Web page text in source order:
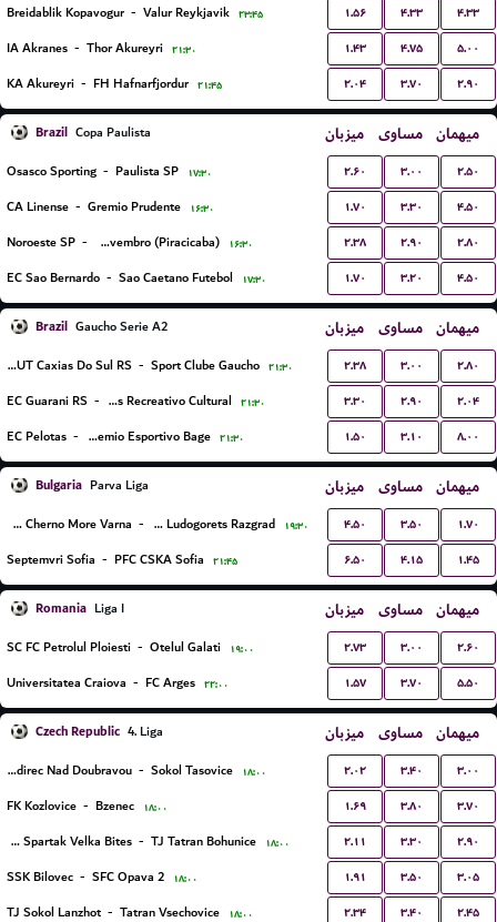
Breidablik Kopavogur - Valur Reykjavik ۲۳:۴۵ ۱.۵۶ ۴.۳۳ ۴.۳۳
IA Akranes - Thor Akureyri ۲۱:۳۰ ۱.۴۳ ۴.۷۵ ۵.۰۰
KA Akureyri - FH Hafnarfjordur ۲۱:۴۵ ۲.۰۴ ۳.۷۰ ۲.۹۰
Brazil Copa Paulista میزبان مساوی میهمان
Osasco Sporting - Paulista SP ۱۷:۳۰ ۲.۶۰ ۳.۰۰ ۲.۵۰
CA Linense - Gremio Prudente ۱۶:۳۰ ۱.۷۰ ۳.۳۰ ۴.۵۰
Noroeste SP - EC XV de Novembro (Piracicaba) ۱۶:۳۰ ۲.۳۸ ۲.۹۰ ۲.۸۰
EC Sao Bernardo - Sao Caetano Futebol ۱۷:۳۰ ۱.۷۰ ۳.۲۰ ۴.۵۰
Brazil Gaucho Serie A2 میزبان مساوی میهمان
APAFUT Caxias Do Sul RS - Sport Clube Gaucho ۲۱:۳۰ ۲.۳۸ ۳.۰۰ ۲.۸۰
EC Guarani RS - EC Veranópolis Recreativo Cultural ۲۱:۳۰ ۳.۳۰ ۲.۹۰ ۲.۰۴
EC Pelotas - Gremio Esportivo Bage ۲۱:۳۰ ۱.۵۰ ۳.۱۰ ۸.۰۰
Bulgaria Parva Liga میزبان مساوی میهمان
PFC Cherno More Varna - PFC Ludogorets Razgrad ۱۹:۳۰ ۴.۵۰ ۳.۵۰ ۱.۷۰
Septemvri Sofia - PFC CSKA Sofia ۲۱:۴۵ ۶.۵۰ ۴.۱۵ ۱.۴۵
Romania Liga I میزبان مساوی میهمان
SC FC Petrolul Ploiesti - Otelul Galati ۱۹:۰۰ ۲.۷۳ ۳.۰۰ ۲.۶۰
Universitatea Craiova - FC Arges ۲۲:۰۰ ۱.۵۷ ۳.۷۰ ۵.۵۰
Czech Republic 4. Liga میزبان مساوی میهمان
SK Zdirec Nad Doubravou - Sokol Tasovice ۱۸:۰۰ ۲.۰۲ ۳.۴۰ ۳.۰۰
FK Kozlovice - Bzenec ۱۸:۰۰ ۱.۶۹ ۳.۸۰ ۳.۷۰
FC Spartak Velka Bites - TJ Tatran Bohunice ۱۸:۰۰ ۲.۱۱ ۳.۳۰ ۲.۹۰
SSK Bilovec - SFC Opava 2 ۱۸:۰۰ ۱.۹۱ ۳.۵۰ ۳.۰۵
TJ Sokol Lanzhot - Tatran Vsechovice ۱۸:۰۰ ۲.۳۴ ۳.۴۰ ۲.۴۵